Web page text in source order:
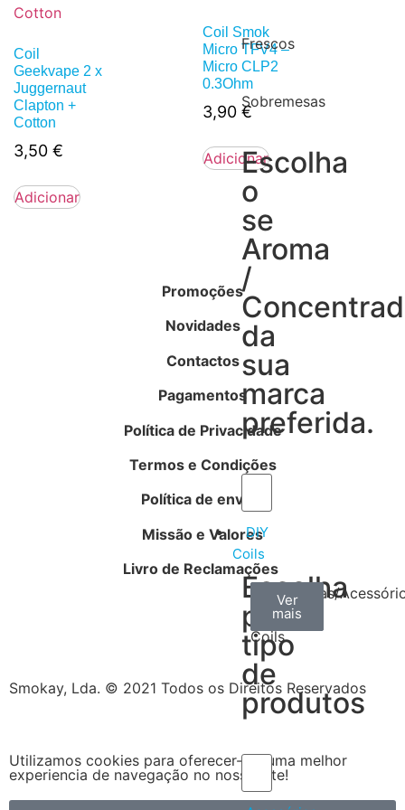
Frescos
Sobremesas
Escolha
o
se
Aroma
/
da
sua
marca
preferida.
DIY
Coils
Escolha
por
tipo
de
produtos
Arame
Coils
Ver
mais
Algodão
Ver
mais
Ferramentas/
Ver
mais
Coil
Geekvape 2 x
Juggernaut
Clapton +
Cotton
3,50 €
Adicionar
Coil Smok
Micro TFV4 –
Micro CLP2
0.3Ohm
3,90 €
Adicionar
Promoções
Novidades
Contactos
Pagamentos
Política de Privacidade
Termos e Condições
Política de envios
Missão e Valores
Livro de Reclamações
Smokay, Lda. © 2021 Todos os Direitos Reservados
Utilizamos cookies para oferecer-lhe uma melhor
experiencia de navegação no nosso site!